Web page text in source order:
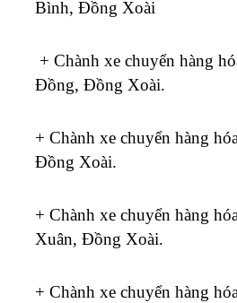
Bình, Đồng Xoài
+ Chành xe chuyển hàng
Đồng, Đồng Xoài.
+ Chành xe chuyển hàng
Đồng Xoài.
+ Chành xe chuyển hàng
Xuân, Đồng Xoài.
+ Chành xe chuyển hàng